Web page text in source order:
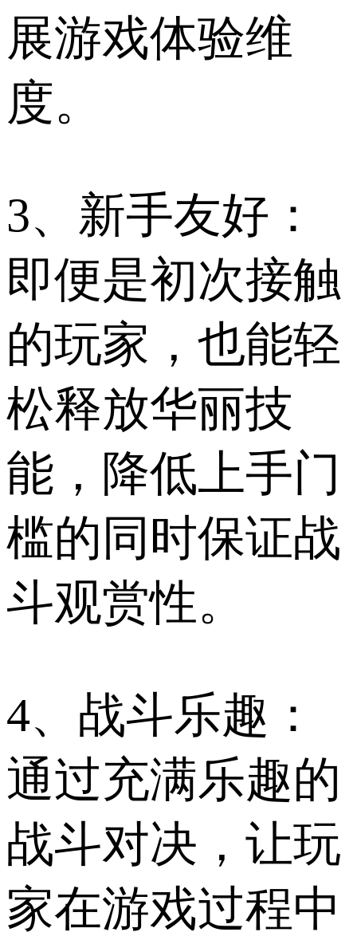
展游戏体验维
度。
3、新手友好：
即便是初次接触
的玩家，也能轻
松释放华丽技
能，降低上手门
槛的同时保证战
斗观赏性。
4、战斗乐趣：
通过充满乐趣的
战斗对决，让玩
家在游戏过程中